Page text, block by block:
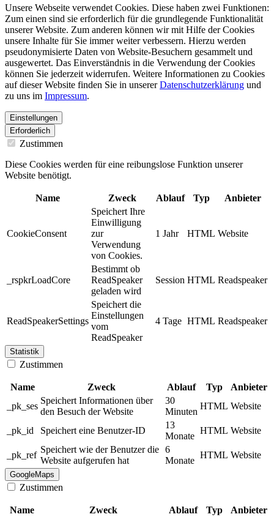
Unsere Webseite verwendet Cookies. Diese haben zwei Funktionen:
Zum einen sind sie erforderlich für die grundlegende Funktionalität
unserer Website. Zum anderen können wir mit Hilfe der Cookies
unsere Inhalte für Sie immer weiter verbessern. Hierzu werden
pseudonymisierte Daten von Website-Besuchern gesammelt und
ausgewertet. Das Einverständnis in die Verwendung der Cookies
können Sie jederzeit widerrufen. Weitere Informationen zu Cookies
auf dieser Website finden Sie in unsererDatenschutzerklärung und
zu uns im Impressum.
Einstellungen
Erforderlich
Zustimmen
Diese Cookies werden für eine reibungslose Funktion unserer
Website benötigt.
Name Zweck Ablauf Typ Anbieter
CookieConsent
Speichert Ihre
Einwilligung
zur
Verwendung
von Cookies.
1 Jahr HTML Website
_rspkrLoadCore
Bestimmt ob
ReadSpeaker
geladen wird
Session HTML Readspeaker
ReadSpeakerSettings
Speichert die
Einstellungen
vom
ReadSpeaker
4 Tage HTML Readspeaker
Statistik
Zustimmen
Name Zweck Ablauf Typ
Anbieter
_pk_ses
Speichert Informationen über
den Besuch der Website
30
Minuten
HTML Website
_pk_id Speichert eine Benutzer-ID
13
Monate
HTML Website
_pk_ref
Speichert wie der Benutzer die
Website aufgerufen hat
6
Monate
HTML Website
GoogleMaps
Zustimmen
Name Zweck Ablauf Typ Anbieter